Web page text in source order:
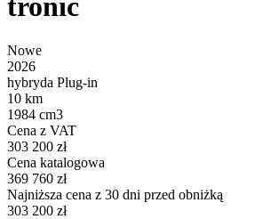
tronic
Nowe
2026
hybryda Plug-in
10 km
1984 cm3
Cena z VAT
303 200 zł
Cena katalogowa
369 760 zł
Najniższa cena z 30 dni przed obniżką
303 200 zł